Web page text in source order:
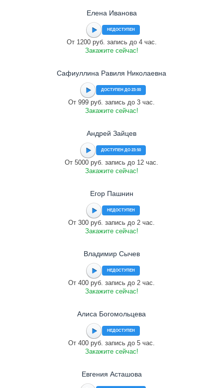
Елена Иванова
НЕДОСТУПЕН
От 1200 руб. запись до 4 час.
Закажите сейчас!
Сафиуллина Равиля Николаевна
ДОСТУПЕН ДО 23:00
От 999 руб. запись до 3 час.
Закажите сейчас!
Андрей Зайцев
ДОСТУПЕН ДО 23:50
От 5000 руб. запись до 12 час.
Закажите сейчас!
Егор Пашнин
НЕДОСТУПЕН
От 300 руб. запись до 2 час.
Закажите сейчас!
Владимир Сычев
НЕДОСТУПЕН
От 400 руб. запись до 2 час.
Закажите сейчас!
Алиса Богомольцева
НЕДОСТУПЕН
От 400 руб. запись до 5 час.
Закажите сейчас!
Евгения Асташова